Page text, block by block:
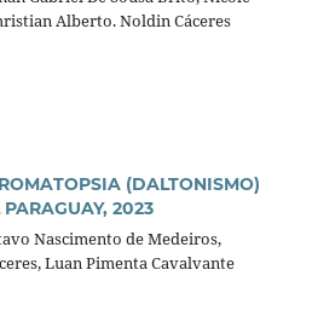
Alberto. Noldin Cáceres
(DALTONISMO)
2023
Nascimento de Medeiros,
Luan Pimenta Cavalvante